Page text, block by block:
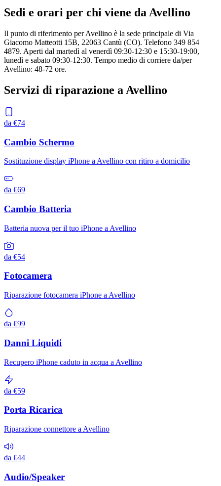
Sedi e orari per chi viene da Avellino
Il punto di riferimento per Avellino è la sede principale di Via
Giacomo Matteotti 15B, 22063 Cantù (CO). Telefono 349 854
4879. Aperti dal martedì al venerdì 09:30-12:30 e 15:30-19:00,
lunedì e sabato 09:30-12:30. Tempo medio di corriere da/per
Avellino: 48-72 ore.
Servizi di riparazione a Avellino
da €74
Cambio Schermo
Sostituzione display iPhone a Avellino con ritiro a domicilio
da €69
Cambio Batteria
Batteria nuova per il tuo iPhone a Avellino
da €54
Fotocamera
Riparazione fotocamera iPhone a Avellino
da €99
Danni Liquidi
Recupero iPhone caduto in acqua a Avellino
da €59
Porta Ricarica
Riparazione connettore a Avellino
da €44
Audio/Speaker